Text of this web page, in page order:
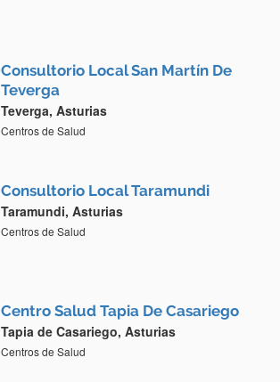
Consultorio Local San Martín De
Teverga
Teverga, Asturias
Centros de Salud
Consultorio Local Taramundi
Taramundi, Asturias
Centros de Salud
Centro Salud Tapia De Casariego
Tapia de Casariego, Asturias
Centros de Salud